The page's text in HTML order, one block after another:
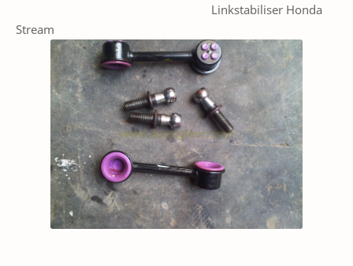
Linkstabiliser Honda
Stream